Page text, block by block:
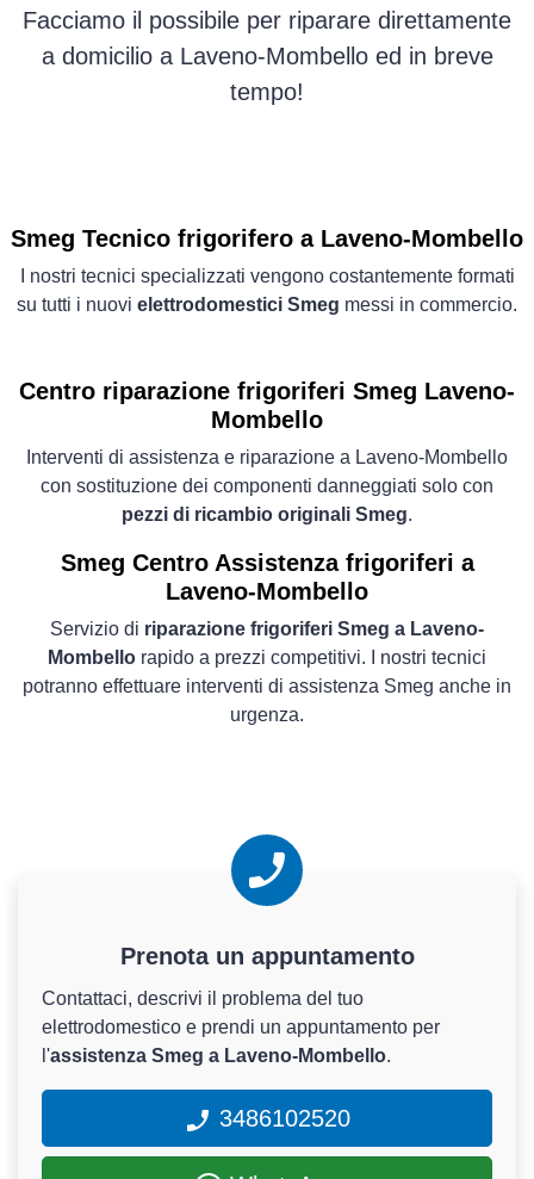
Facciamo il possibile per riparare direttamente
a domicilio a Laveno-Mombello ed in breve
tempo!
Smeg Tecnico frigorifero a Laveno-Mombello
I nostri tecnici specializzati vengono costantemente formati
su tutti i nuovi elettrodomestici Smeg messi in commercio.
Centro riparazione frigoriferi Smeg Laveno-
Mombello
Interventi di assistenza e riparazione a Laveno-Mombello
con sostituzione dei componenti danneggiati solo con
pezzi di ricambio originali Smeg.
Smeg Centro Assistenza frigoriferi a
Laveno-Mombello
Servizio di riparazione frigoriferi Smeg a Laveno-
Mombello rapido a prezzi competitivi. I nostri tecnici
potranno effettuare interventi di assistenza Smeg anche in
urgenza.
Prenota un appuntamento
Contattaci, descrivi il problema del tuo
elettrodomestico e prendi un appuntamento per
l'assistenza Smeg a Laveno-Mombello.
3486102520